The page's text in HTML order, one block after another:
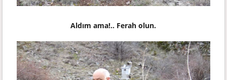
Aldım ama!.. Ferah olun.